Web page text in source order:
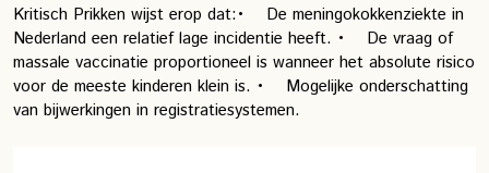
Kritisch Prikken wijst erop dat:• De meningokokkenziekte in
Nederland een relatief lage incidentie heeft. • De vraag of
massale vaccinatie proportioneel is wanneer het absolute risico
voor de meeste kinderen klein is. • Mogelijke onderschatting
van bijwerkingen in registratiesystemen.